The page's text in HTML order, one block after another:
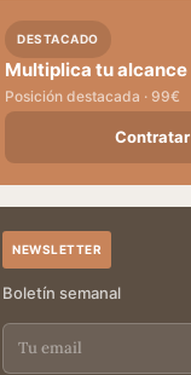
DESTACADO
Multiplica tu alcance
Posición destacada · 99€
Contratar
NEWSLETTER
Boletín semanal